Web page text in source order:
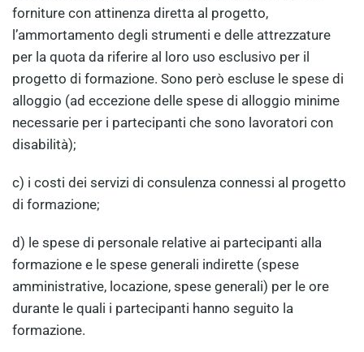
forniture con attinenza diretta al progetto,
l’ammortamento degli strumenti e delle attrezzature
per la quota da riferire al loro uso esclusivo per il
progetto di formazione. Sono però escluse le spese di
alloggio (ad eccezione delle spese di alloggio minime
necessarie per i partecipanti che sono lavoratori con
disabilità);
c) i costi dei servizi di consulenza connessi al progetto
di formazione;
d) le spese di personale relative ai partecipanti alla
formazione e le spese generali indirette (spese
amministrative, locazione, spese generali) per le ore
durante le quali i partecipanti hanno seguito la
formazione.